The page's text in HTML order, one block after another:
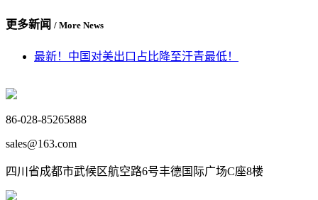
更多新闻 / More News
最新！中国对美出口占比降至汗青最低！
86-028-85265888
sales@163.com
四川省成都市武候区航空路6号丰德国际广场C座8楼